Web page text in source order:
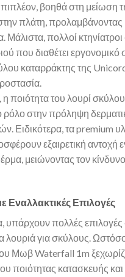
βοηθά στη μείωση
πλάτη, προλαμβάνοντας
Μάλιστα, πολλοί κτηνίατροι
που διαθέτει
καταρράκτης της
ποιότητα του λουρί σκύλου
ρόλο στην πρόληψη
Ειδικότερα, τα premium
εξαιρετική αντοχή
μειώνοντας τον
Εναλλακτικές Επιλογές
υπάρχουν πολλές
λουριά για σκύλους.
Μωβ Waterfall 1m
ποιότητας κατασκευής